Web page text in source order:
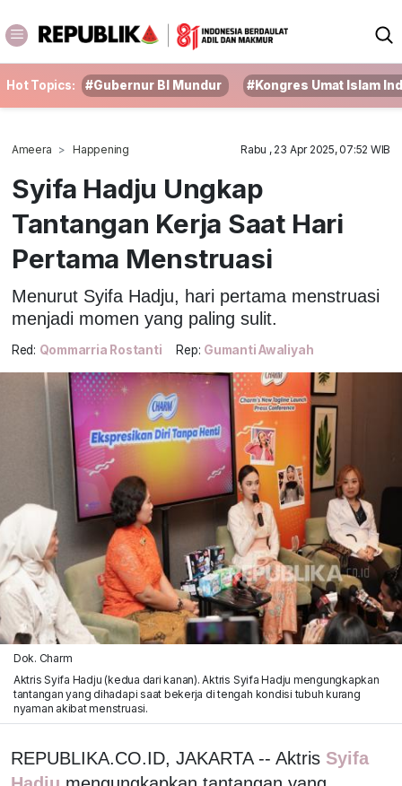
Hot Topics: #Gubernur BI Mundur #Kongres Umat Islam
Ameera Happening Rabu , 23 Apr 2025, 07:52 WIB
Syifa Hadju Ungkap
Tantangan Kerja Saat Hari
Pertama Menstruasi
Menurut Syifa Hadju, hari pertama menstruasi
menjadi momen yang paling sulit.
Red: Qommarria Rostanti Rep: Gumanti Awaliyah
Dok. Charm
Aktris Syifa Hadju (kedua dari kanan). Aktris Syifa Hadju mengungkapkan
tantangan yang dihadapi saat bekerja di tengah kondisi tubuh kurang
nyaman akibat menstruasi.
REPUBLIKA.CO.ID, JAKARTA -- Aktris Syifa